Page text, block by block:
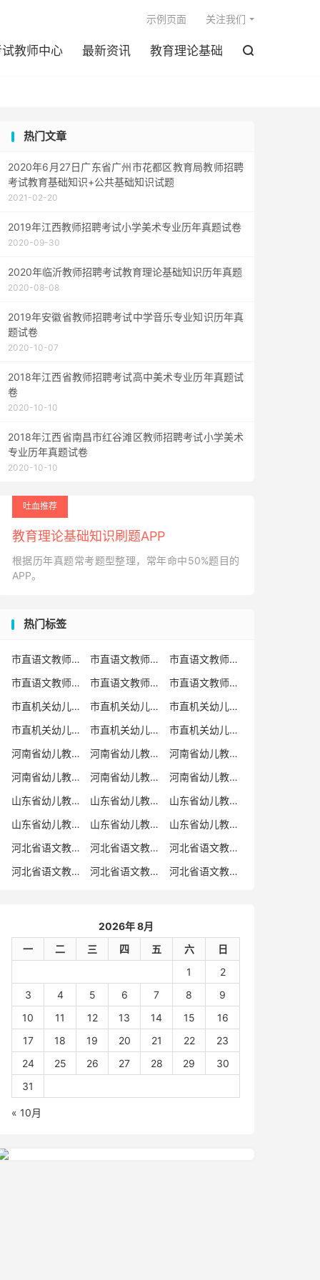
教师中心 最新资讯 教育理论基础 
示例页面 关注我们
热门文章
2020年6月27日广东省广州市花都区教育局教师招聘
考试教育基础知识+公共基础知识试题
2021-02-20
2019年江西教师招聘考试小学美术专业历年真题试卷
2020-09-30
2020年临沂教师招聘考试教育理论基础知识历年真题
2020-08-08
2019年安徽省教师招聘考试中学音乐专业知识历年真
题试卷
2020-10-07
2018年江西省教师招聘考试高中美术专业历年真题试
卷
2020-10-10
2018年江西省南昌市红谷滩区教师招聘考试小学美术
专业历年真题试卷
2020-10-10
吐血推荐
教育理论基础知识刷题APP
根据历年真题常考题型整理，常年命中50%题目的
APP。
热门标签
市直语文教师招聘 市直语文教师招聘考试真题
市直语文教师招聘考试真题卷
市直语文教师编制考试真题
市直语文教师编制考试真题卷
市直语文教师考试
市直机关幼儿教师招聘
市直机关幼儿教师考试
市直机关幼儿教师招聘考试真题
市直机关幼儿教师招聘考试真题卷
市直机关幼儿教师编制考试真题卷
市直机关幼儿教师编制考试真题
河南省幼儿教师招聘
河南省幼儿教师考试
河南省幼儿教师招聘考试真题
河南省幼儿教师招聘考试真题卷
河南省幼儿教师编制考试真题
河南省幼儿教师编制考试真题卷
山东省幼儿教师招聘
山东省幼儿教师考试
山东省幼儿教师招聘考试真题
山东省幼儿教师招聘考试真题卷
山东省幼儿教师编制考试真题
山东省幼儿教师编制考试真题卷
河北省语文教师招聘
河北省语文教师招聘考试真题
河北省语文教师招聘考试真题卷
河北省语文教师编制考试真题
河北省语文教师编制考试真题卷 河北省语文教师考试
2026年 8月
一
二 三 四 五 六
日
1
2
3
4 5 6 7 8
9
10
11 12 13 14 15
16
17
18 19 20 21 22
23
24
25 26 27 28 29
30
31
« 10月